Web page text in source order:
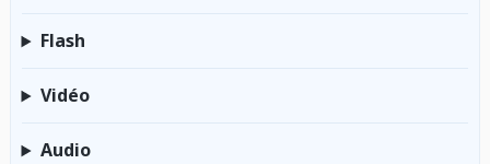
Flash
Vidéo
Audio